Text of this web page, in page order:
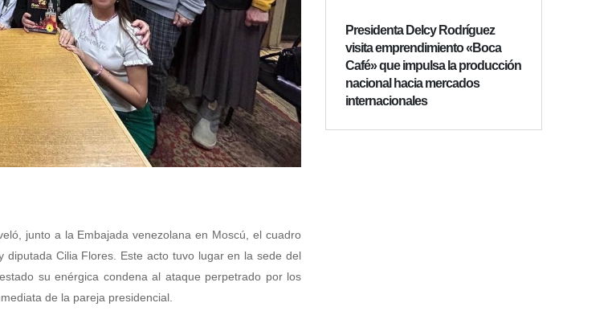
junto a la Embajada venezolana en Moscú, el cuadro
Cilia Flores. Este acto tuvo lugar en la sede del
su enérgica condena al ataque perpetrado por los
de la pareja presidencial.
Presidenta Delcy Rodríguez
visita emprendimiento «Boca
Café» que impulsa la producción
nacional hacia mercados
internacionales